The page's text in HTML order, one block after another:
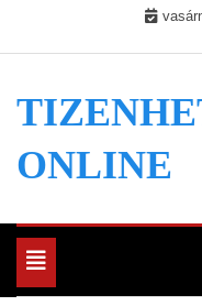
ONLINE
Toggle
navigation